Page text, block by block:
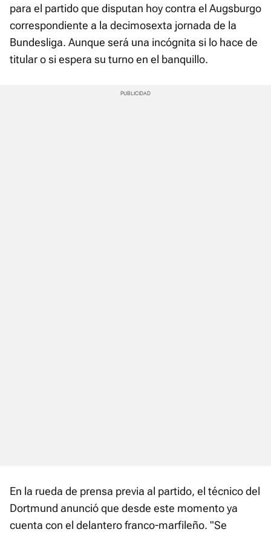
para el partido que disputan hoy contra el Augsburgo
correspondiente a la decimosexta jornada de la
Bundesliga. Aunque será una incógnita si lo hace de
titular o si espera su turno en el banquillo.
En la rueda de prensa previa al partido, el técnico del
Dortmund anunció que desde este momento ya
cuenta con el delantero franco-marfileño. "Se